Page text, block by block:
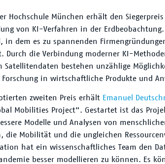
Hochschule München erhält den
von KI-Verfahren in der
in dem es zu spannenden
Durch die Verbindung moderner KI-
Satellitendaten bestehen unzählige
Forschung in wirtschaftliche Produkte und
zweiten Preis erhält Emanuel
Mobilities Project“. Gestartet ist das
Modelle und Analysen von
die Mobilität und die ungleichen
hat ein wissenschaftliches Team den
besser modellieren zu können. Es